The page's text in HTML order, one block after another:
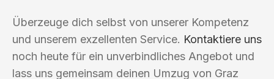
Überzeuge dich selbst von unserer Kompetenz
und unserem exzellenten Service. Kontaktiere uns
noch heute für ein unverbindliches Angebot und
lass uns gemeinsam deinen Umzug von Graz